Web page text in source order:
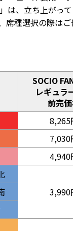
は、立ち上がっ
種選択の際は
SOCIO
レギュラ
前売
8,265
7,030
4,940
3,990